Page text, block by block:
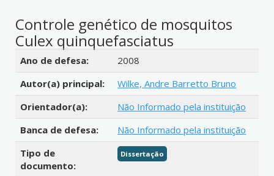
Controle genético de mosquitos
Culex quinquefasciatus
Detalhes bibliográficos
Ano de defesa:
2008
Autor(a) principal:
Wilke, Andre Barretto Bruno
Orientador(a):
Não Informado pela instituição
Banca de defesa:
Não Informado pela instituição
Tipo de
documento:
Dissertação